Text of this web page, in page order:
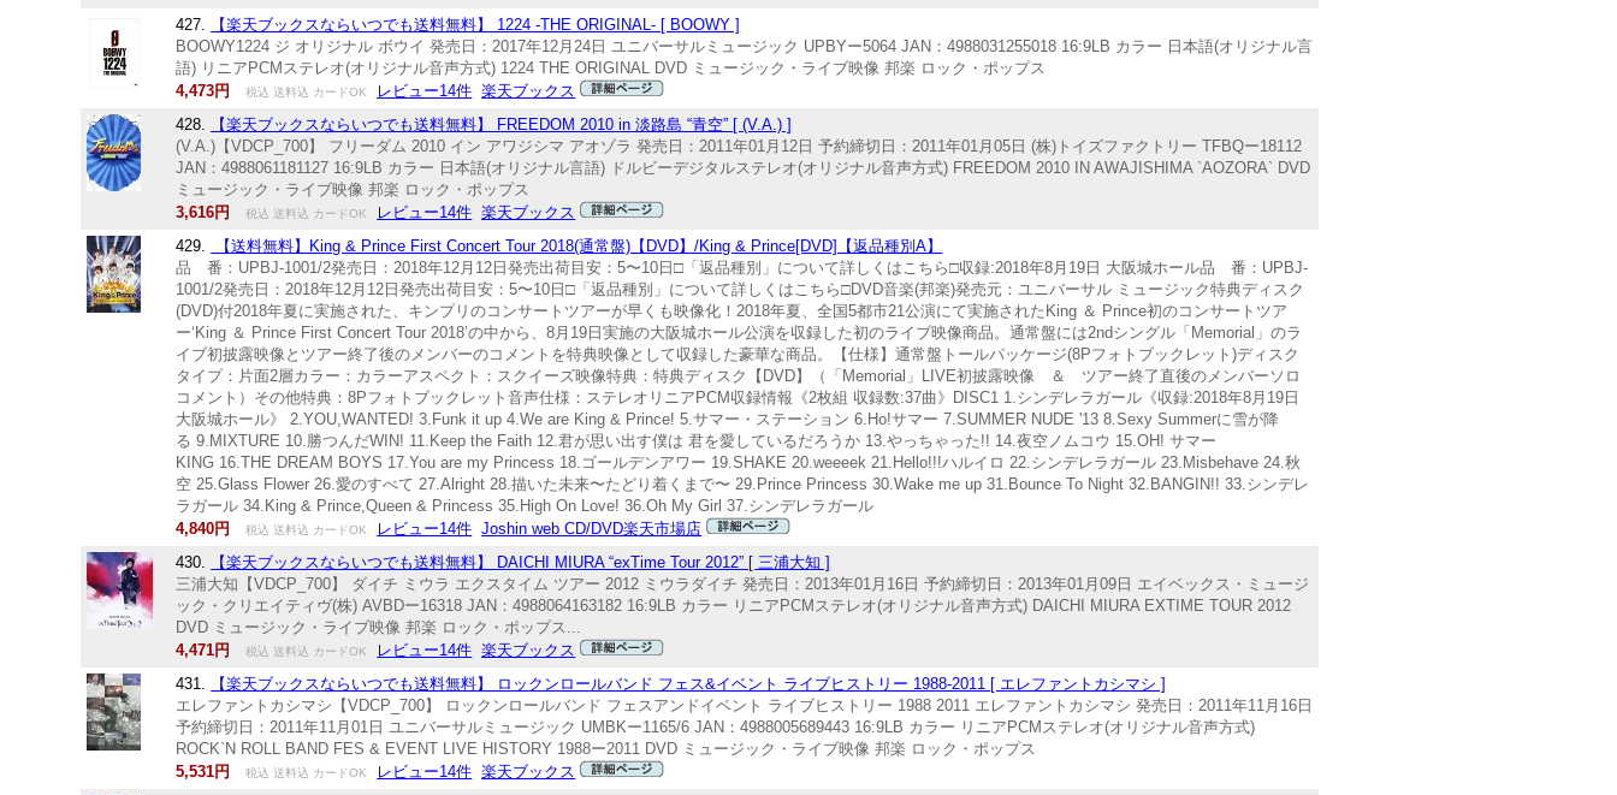
427.
【楽天ブックスならいつでも送料無料】 1224 -THE ORIGINAL- [ BOOWY ]
BOOWY1224 ジ オリジナル ボウイ 発売日：2017年12月24日 ユニバーサルミュージック UPBYー5064 JAN：4988031255018 16:9LB カラー 日本語(オリジナル言
語) リニアPCMステレオ(オリジナル音声方式) 1224 THE ORIGINAL DVD ミュージック・ライブ映像 邦楽 ロック・ポップス
4,473円
税込 送料込 カードOK レビュー14件 楽天ブックス
428.
【楽天ブックスならいつでも送料無料】 FREEDOM 2010 in 淡路島 “青空” [ (V.A.) ]
(V.A.)【VDCP_700】 フリーダム 2010 イン アワジシマ アオゾラ 発売日：2011年01月12日 予約締切日：2011年01月05日 (株)トイズファクトリー TFBQー18112
JAN：4988061181127 16:9LB カラー 日本語(オリジナル言語) ドルビーデジタルステレオ(オリジナル音声方式) FREEDOM 2010 IN AWAJISHIMA `AOZORA` DVD
ミュージック・ライブ映像 邦楽 ロック・ポップス
3,616円
税込 送料込 カードOK レビュー14件 楽天ブックス
429.
【送料無料】King & Prince First Concert Tour 2018(通常盤)【DVD】/King & Prince[DVD]【返品種別A】
品 番：UPBJ-1001/2発売日：2018年12月12日発売出荷目安：5〜10日□「返品種別」について詳しくはこちら□収録:2018年8月19日 大阪城ホール品 番：UPBJ-
1001/2発売日：2018年12月12日発売出荷目安：5〜10日□「返品種別」について詳しくはこちら□DVD音楽(邦楽)発売元：ユニバーサル ミュージック特典ディスク
(DVD)付2018年夏に実施された、キンプリのコンサートツアーが早くも映像化！2018年夏、全国5都市21公演にて実施されたKing ＆ Prince初のコンサートツア
ー‘King ＆ Prince First Concert Tour 2018’の中から、8月19日実施の大阪城ホール公演を収録した初のライブ映像商品。通常盤には2ndシングル「Memorial」のラ
イブ初披露映像とツアー終了後のメンバーのコメントを特典映像として収録した豪華な商品。【仕様】通常盤トールパッケージ(8Pフォトブックレット)ディスク
タイプ：片面2層カラー：カラーアスペクト：スクイーズ映像特典：特典ディスク【DVD】（「Memorial」LIVE初披露映像 ＆ ツアー終了直後のメンバーソロ
コメント）その他特典：8Pフォトブックレット音声仕様：ステレオリニアPCM収録情報《2枚組 収録数:37曲》DISC1 1.シンデレラガール《収録:2018年8月19日
大阪城ホール》 2.YOU,WANTED! 3.Funk it up 4.We are King & Prince! 5.サマー・ステーション 6.Ho!サマー 7.SUMMER NUDE '13 8.Sexy Summerに雪が降
る 9.MIXTURE 10.勝つんだWIN! 11.Keep the Faith 12.君が思い出す僕は 君を愛しているだろうか 13.やっちゃった!! 14.夜空ノムコウ 15.OH! サマー
KING 16.THE DREAM BOYS 17.You are my Princess 18.ゴールデンアワー 19.SHAKE 20.weeeek 21.Hello!!!ハルイロ 22.シンデレラガール 23.Misbehave 24.秋
空 25.Glass Flower 26.愛のすべて 27.Alright 28.描いた未来〜たどり着くまで〜 29.Prince Princess 30.Wake me up 31.Bounce To Night 32.BANGIN!! 33.シンデレ
ラガール 34.King & Prince,Queen & Princess 35.High On Love! 36.Oh My Girl 37.シンデレラガール
4,840円
税込 送料込 カードOK レビュー14件 Joshin web CD/DVD楽天市場店
430.
【楽天ブックスならいつでも送料無料】 DAICHI MIURA “exTime Tour 2012” [ 三浦大知 ]
三浦大知【VDCP_700】 ダイチ ミウラ エクスタイム ツアー 2012 ミウラダイチ 発売日：2013年01月16日 予約締切日：2013年01月09日 エイベックス・ミュージ
ック・クリエイティヴ(株) AVBDー16318 JAN：4988064163182 16:9LB カラー リニアPCMステレオ(オリジナル音声方式) DAICHI MIURA EXTIME TOUR 2012
DVD ミュージック・ライブ映像 邦楽 ロック・ポップス...
4,471円
税込 送料込 カードOK レビュー14件 楽天ブックス
431.
【楽天ブックスならいつでも送料無料】 ロックンロールバンド フェス&イベント ライブヒストリー 1988-2011 [ エレファントカシマシ ]
エレファントカシマシ【VDCP_700】 ロックンロールバンド フェスアンドイベント ライブヒストリー 1988 2011 エレファントカシマシ 発売日：2011年11月16日
予約締切日：2011年11月01日 ユニバーサルミュージック UMBKー1165/6 JAN：4988005689443 16:9LB カラー リニアPCMステレオ(オリジナル音声方式)
ROCK`N ROLL BAND FES & EVENT LIVE HISTORY 1988ー2011 DVD ミュージック・ライブ映像 邦楽 ロック・ポップス
5,531円
税込 送料込 カードOK レビュー14件 楽天ブックス